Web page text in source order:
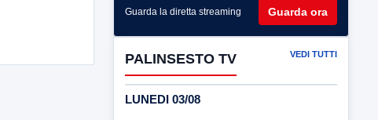
Guarda la diretta streaming Guarda ora
PALINSESTO TV VEDI TUTTI
LUNEDI 03/08